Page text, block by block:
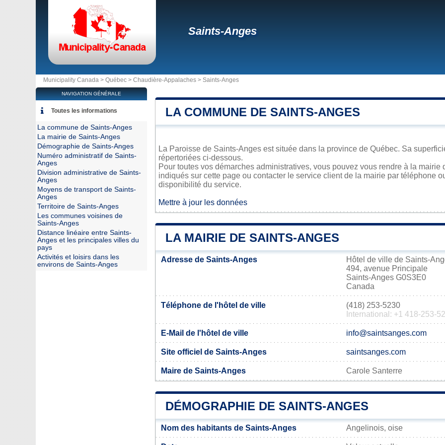
Saints-Anges
Municipality Canada > Québec > Chaudière-Appalaches > Saints-Anges
LA COMMUNE DE SAINTS-ANGES
La Paroisse de Saints-Anges est située dans la province de Québec. Sa
répertoriées ci-dessous.
Pour toutes vos démarches administratives, vous pouvez vous rendre à la
indiqués sur cette page ou contacter le service client de la mairie par téléphone
disponibilité du service.
Mettre à jour les données
LA MAIRIE DE SAINTS-ANGES
Adresse de Saints-Anges
Hôtel de ville de Saints-
494, avenue Principale
Saints-Anges G0S3E0
Canada
Téléphone de l'hôtel de ville
(418) 253-5230
International: +1 418-253-
E-Mail de l'hôtel de ville info@saintsanges.com
Site officiel de Saints-Anges saintsanges.com
Maire de Saints-Anges Carole Santerre
DÉMOGRAPHIE DE SAINTS-ANGES
Nom des habitants de Saints-Anges Angelinois, oise
NAVIGATION GÉNÉRALE
Toutes les informations
La commune de Saints-Anges
La mairie de Saints-Anges
Démographie de Saints-Anges
Numéro administratif de Saints-
Anges
Division administrative de Saints-
Anges
Moyens de transport de Saints-
Anges
Territoire de Saints-Anges
Les communes voisines de
Saints-Anges
Distance linéaire entre Saints-
Anges et les principales villes du
pays
Activités et loisirs dans les
environs de Saints-Anges